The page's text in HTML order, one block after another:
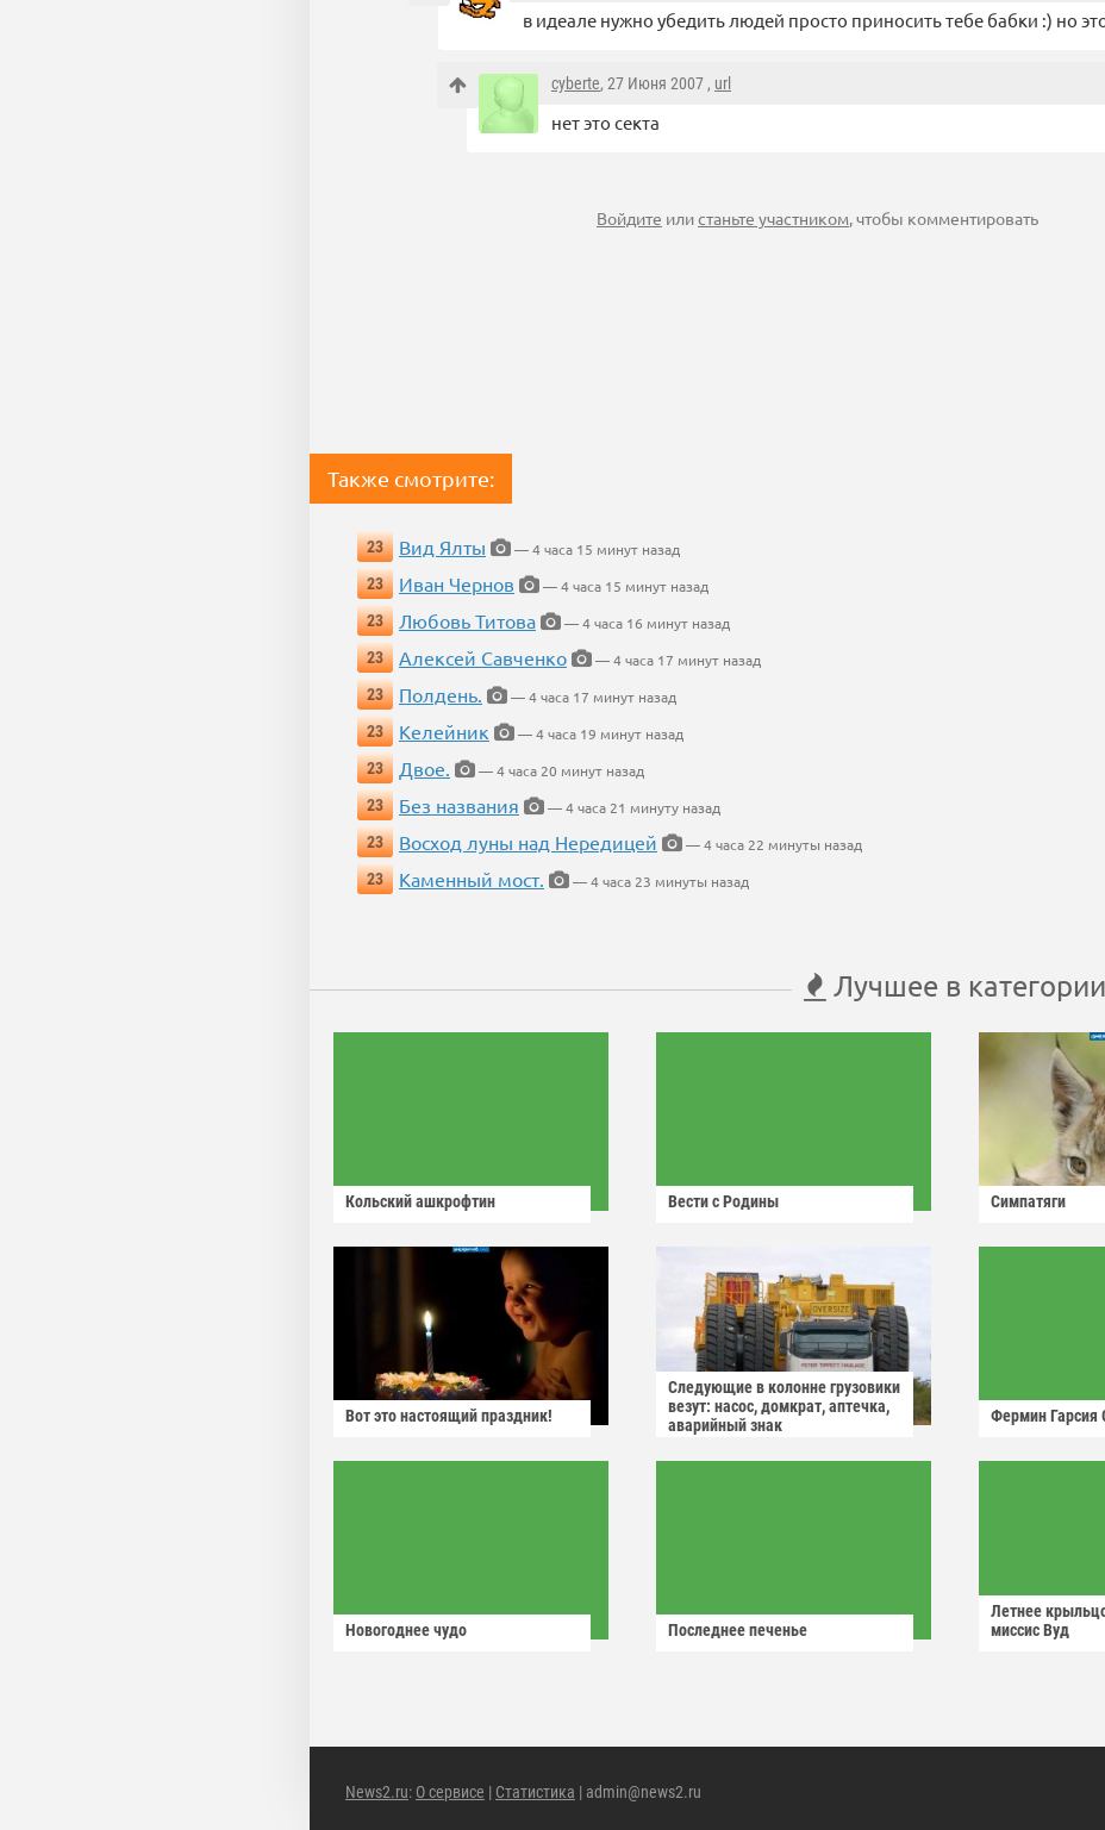
в идеале нужно убедить людей просто приносить тебе бабки :) но
cyberte, 27 Июня 2007 , url
нет это секта
Войдите илистаньте участником, чтобы комментировать
Также смотрите:
23 Вид Ялты
— 4 часа 15 минут назад
23
Иван Чернов
— 4 часа 15 минут назад
23
Любовь Титова
— 4 часа 16 минут назад
23
Алексей Савченко
— 4 часа 17 минут назад
23
Полдень.
— 4 часа 17 минут назад
23
Келейник
— 4 часа 19 минут назад
23
Двое.
— 4 часа 20 минут назад
23
Без названия
— 4 часа 21 минуту назад
23
Восход луны над Нередицей
— 4 часа 22 минуты назад
23
Каменный мост. — 4 часа 23 минуты назад
Лучшее в категории
Кольский ашкрофтин Вести с Родины Симпатяги
Вот это настоящий праздник!
Следующие в колонне грузовики
везут: насос, домкрат, аптечка,
аварийный знак
Фермин Гарсия
Новогоднее чудо Последнее печенье
Летнее
миссис Вуд
News2.ru: О сервисе | Статистика | admin@news2.ru